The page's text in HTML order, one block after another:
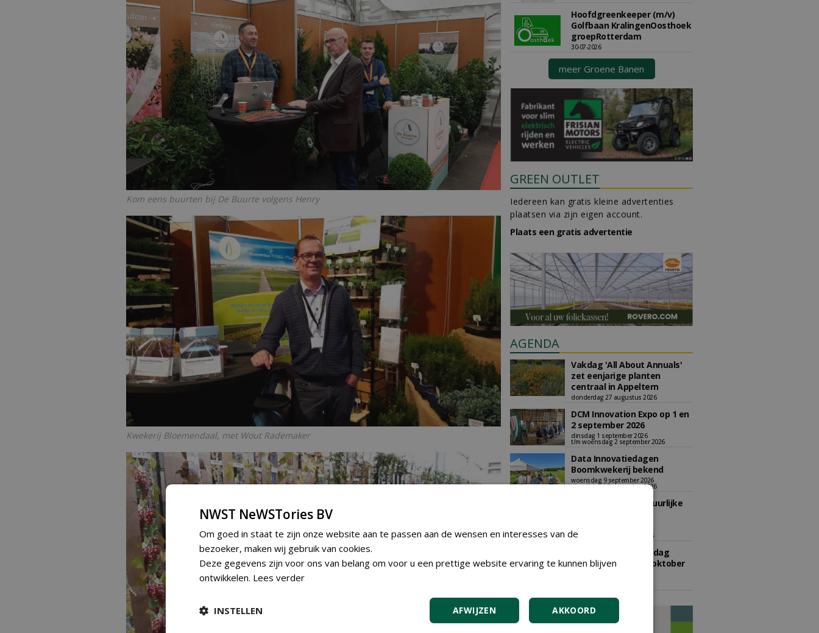
Kom eens buurten bij De Buurte volgens Henry
Kwekerij Bloemendaal, met Wout Rademaker
Hoofdgreenkeeper (m/v)
Golfbaan KralingenOosthoek
groepRotterdam
30-07-2026
meer Groene Banen
GREEN OUTLET
Iedereen kan gratis kleine advertenties
plaatsen via zijn eigen account.
Plaats een gratis advertentie
AGENDA
Vakdag 'All About Annuals'
zet eenjarige planten
centraal in Appeltern
donderdag 27 augustus 2026
DCM Innovation Expo op 1 en
2 september 2026
dinsdag 1 september 2026
t/m woensdag 2 september 2026
Data Innovatiedagen
Boomkwekerij bekend
woensdag 9 september 2026
t/m vrijdag 18 september 2026
Kennismiddag: 'Natuurlijke
maandag 28 september 2026
Landelijke Jongerendag
Boomkwekerij op 9 oktober
NWST NeWSTories BV
Om goed in staat te zijn onze website aan te passen aan de wensen en interesses van de
bezoeker, maken wij gebruik van cookies.
Deze gegevens zijn voor ons van belang om voor u een prettige website ervaring te kunnen blijven
ontwikkelen. Lees verder
AKKOORD
AFWIJZEN
INSTELLEN